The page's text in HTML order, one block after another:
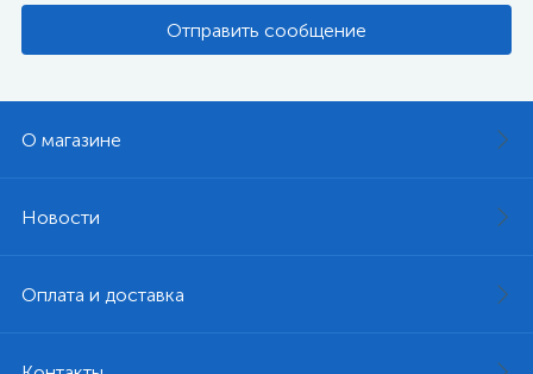
Отправить сообщение
О магазине
Новости
Оплата и доставка